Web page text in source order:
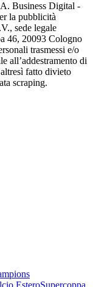
Business Digital -
la pubblicità
sede legale
46, 20093 Cologno
trasmessi e/o
all’addestramento di
fatto divieto
scraping.
EsteroSupercoppa